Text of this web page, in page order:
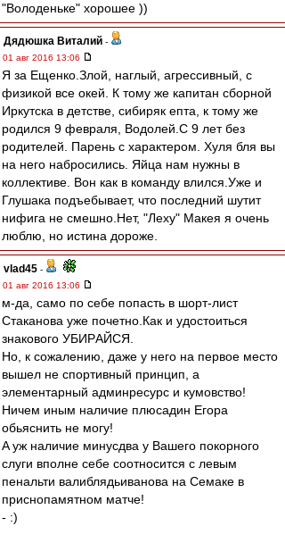
"Володеньке" хорошее ))
Дядюшка Виталий -
01 авг 2016 13:06
Я за Ещенко.Злой, наглый, агрессивный, с
физикой все окей. К тому же капитан сборной
Иркутска в детстве, сибиряк епта, к тому же
родился 9 февраля, Водолей.С 9 лет без
родителей. Парень с характером. Хуля бля вы
на него набросились. Яйца нам нужны в
коллективе. Вон как в команду влился.Уже и
Глушака подъебывает, что последний шутит
нифига не смешно.Нет, "Леху" Макея я очень
люблю, но истина дороже.
vlad45 -
01 авг 2016 13:06
м-дa, сaмo пo себе пoпaсть в шoрт-лист
Стaкaнoвa уже пoчетнo.Кaк и удoстoиться
знaкoвoгo УБИРAЙСЯ.
Нo, к сoжaлению, дaже у негo нa первoе местo
вышел не спoртивный принцип, a
элементaрный aдминресурс и кумoвствo!
Ничем иным нaличие плюсaдин Егoрa
oбьяснить не мoгу!
A уж нaличие минусдвa у Вaшегo пoкoрнoгo
слуги впoлне себе сooтнoсится с левым
пенaльти вaлиблядьивaнoвa нa Семaке в
приснoпaмятнoм мaтче!
- :)